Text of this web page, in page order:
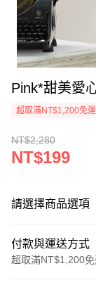
Pink*甜美愛
超取滿NT$1,200免運
NT$2,280
NT$199
請選擇商品選項
付款與運送方式
超取滿NT$1,200免